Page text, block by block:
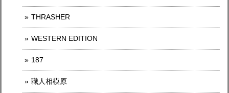
THRASHER
WESTERN EDITION
187
職人相模原